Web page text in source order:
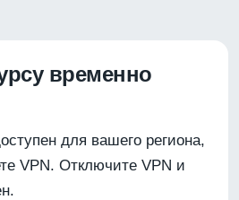
временно
для вашего региона,
VPN. Отключите VPN и